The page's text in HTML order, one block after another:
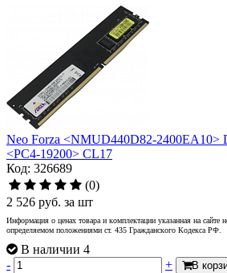
Neo Forza <NMUD440D82-
<PC4-19200> CL17
Код: 326689
(0)
2 526 руб. за шт
Информация о ценах товара и комплектации указанная на сайте
определяемом положениями ст. 435 Гражданского Кодекса РФ.
В наличии 4
-
+ В